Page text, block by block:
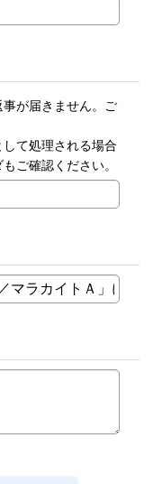
が届きません。ご
て処理される場合
ご確認ください。